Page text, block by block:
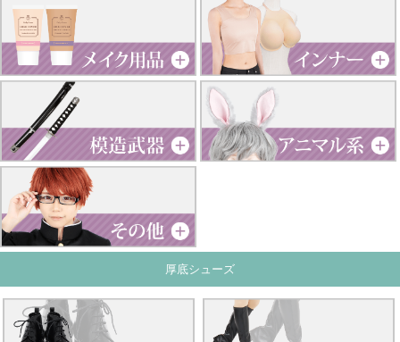
厚底シューズ